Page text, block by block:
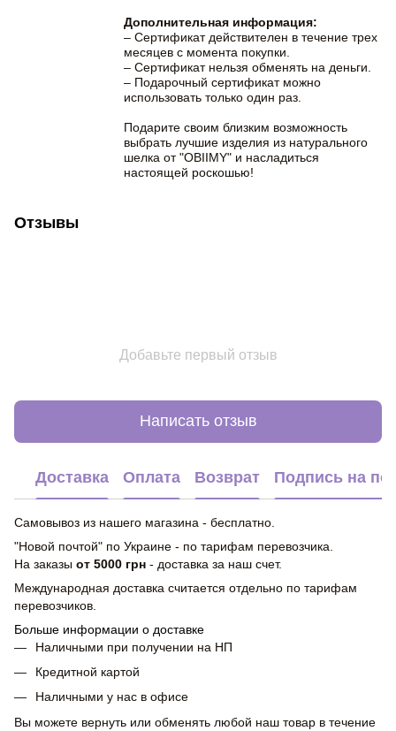
Дополнительная информация:
– Сертификат действителен в течение трех
месяцев с момента покупки.
– Сертификат нельзя обменять на деньги.
– Подарочный сертификат можно
использовать только один раз.
Подарите своим близким возможность
выбрать лучшие изделия из натурального
шелка от "OBIIMY" и насладиться
настоящей роскошью!
Отзывы
Добавьте первый отзыв
Написать отзыв
Доставка Оплата Возврат Подпись на
Самовывоз из нашего магазина - бесплатно.
"Новой почтой" по Украине - по тарифам перевозчика.
На заказы от 5000 грн - доставка за наш счет.
Международная доставка считается отдельно по тарифам
перевозчиков.
Больше информации о доставке
Наличными при получении на НП
Кредитной картой
Наличными у нас в офисе
Вы можете вернуть или обменять любой наш товар в течение